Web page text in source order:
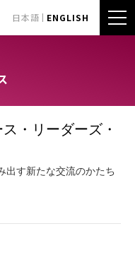
日本語 ENGLISH
・リーダーズ・
す新たな交流のかたち